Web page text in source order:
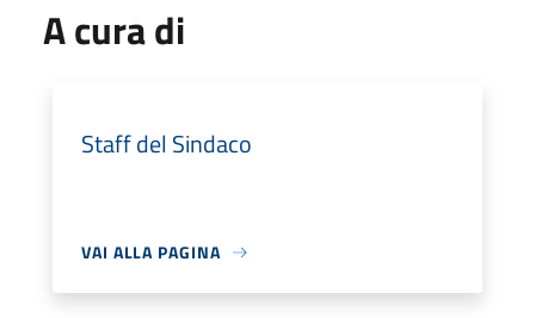
A cura di
Staff del Sindaco
VAI ALLA PAGINA